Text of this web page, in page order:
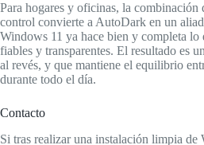
Para hogares y oficinas, la combinación
control convierte a AutoDark en un
Windows 11 ya hace bien y completa lo
fiables y transparentes. El resultado es
al revés, y que mantiene el equilibrio
durante todo el día.
Contacto
Si tras realizar una instalación limpia de